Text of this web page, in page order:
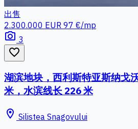
出售
2.300.000 EUR 97 €/mp
photo_camera 3
favorite_border
湖滨地块，西利斯特亚斯纳戈
米，水滨线长 226 米
location_on Silistea Snagovului